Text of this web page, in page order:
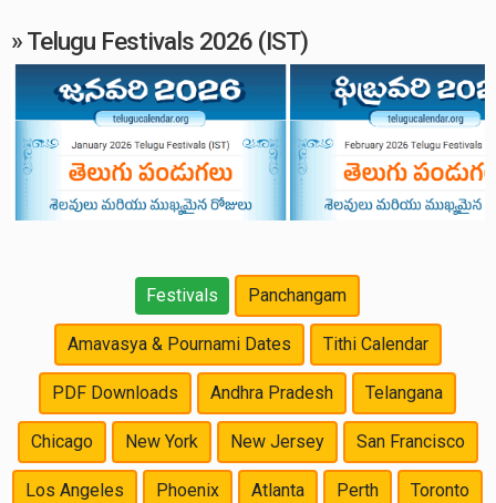
» Telugu Festivals 2026 (IST)
Festivals Panchangam
Amavasya & Pournami Dates Tithi Calendar
PDF Downloads Andhra Pradesh Telangana
Chicago New York New Jersey San Francisco
Los Angeles Phoenix Atlanta Perth Toronto